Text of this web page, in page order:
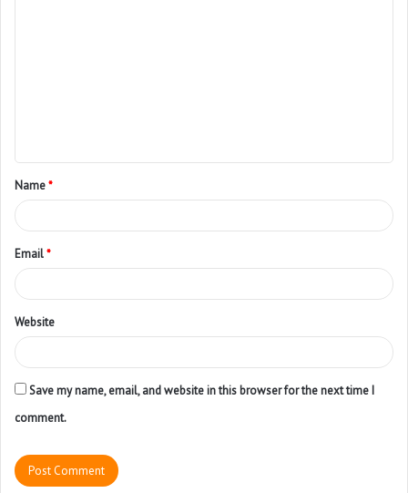
Name*
Email*
Website
Save my name, email, and website in this browser for the next time I
comment.